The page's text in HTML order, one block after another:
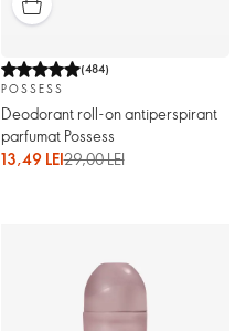
(484)
POSSESS
Deodorant roll-on antiperspirant
parfumat Possess
13,49 LEI29,00 LEI